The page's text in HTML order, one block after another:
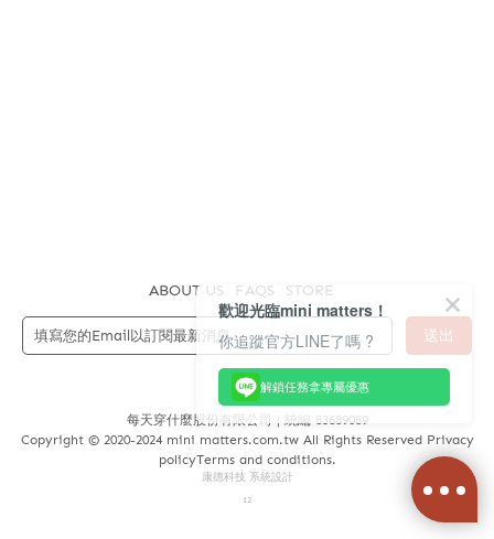
ABOUT US FAQS STORE
送出
每天穿什麼股份有限公司 | 統編 83689089
Copyright © 2020-2024 mini matters.com.tw All Rights Reserved Privacy
policyTerms and conditions.
康德科技 系統設計
12
歡迎光臨mini matters！
你追蹤官方LINE了嗎 ?
解鎖任務拿專屬優惠